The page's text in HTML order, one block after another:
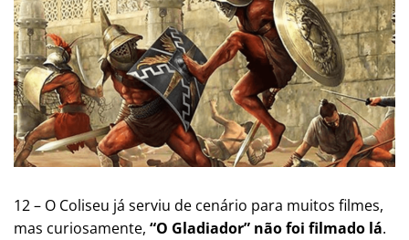
12 – O Coliseu já serviu de cenário para muitos filmes,
mas curiosamente, “O Gladiador” não foi filmado lá​​.